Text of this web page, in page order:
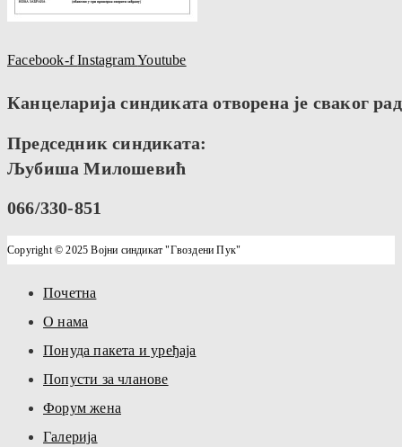
Facebook-f InstagramYoutube
Канцеларија синдиката отворена је сваког
Председник синдиката:
Љубиша Милошевић
066/330-851
Copyright © 2025 Војни синдикат "Гвоздени Пук"
Почетна
О нама
Понуда пакета и уређаја
Попусти за чланове
Форум жена
Галерија